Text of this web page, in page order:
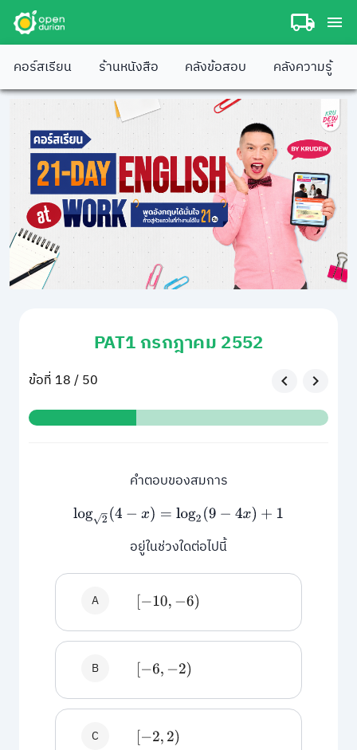
คอร์สเรียน ร้านหนังสือ คลังข้อสอบ คลังความรู้
PAT1 กรกฎาคม 2552
ข้อที่ 18 / 50
คำตอบของสมการ
log 2(4−x )=log2(9−4x) +1
อยู่ในช่วงใดต่อไปนี้
A −10,−6)
B −6,−2)
C −2,2)